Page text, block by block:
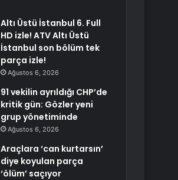
Altı Üstü İstanbul 6. Full
HD izle! ATV Altı Üstü
İstanbul son bölüm tek
parça izle!
Ağustos 6, 2026
91 vekilin ayrıldığı CHP’de
kritik gün: Gözler yeni
grup yönetiminde
Ağustos 6, 2026
Araçlara ‘can kurtarsın’
diye koyulan parça
‘ölüm’ saçıyor